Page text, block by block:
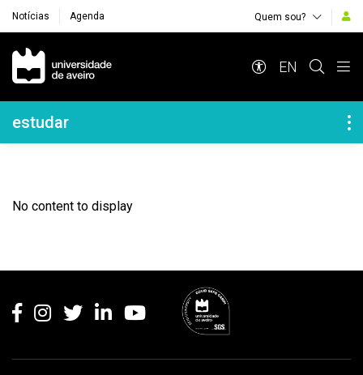
Notícias Agenda Quem sou?
Navegação Principal
EN
Navegação Lateral
estudar
No content to display